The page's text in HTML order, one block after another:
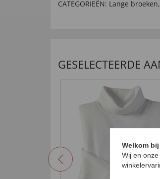
CATEGORIEËN: Lange broeken,
GESELECTEERDE
Welkom
Wij en